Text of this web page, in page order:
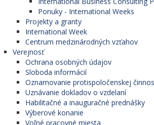
Ponuky - International Weeks
Projekty a granty
International Week
Centrum medzinárodných vzťahov
Verejnosť
Ochrana osobných údajov
Sloboda informácií
Oznamovanie protispoločenskej
Uznávanie dokladov o vzdelaní
Habilitačné a inauguračné prednášky
Výberové konanie
Voľné pracovné miesta